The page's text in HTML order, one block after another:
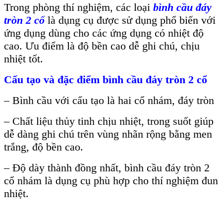
Trong phòng thí nghiệm, các loại bình cầu đáy
tròn 2 cổ là dụng cụ được sử dụng phổ biến với
ứng dụng dùng cho các ứng dụng có nhiệt độ
cao. Ưu điểm là độ bền cao dễ ghi chú, chịu
nhiệt tốt.
Cấu tạo và đặc điểm bình cầu đáy tròn 2 cổ
– Bình cầu với cấu tạo là hai cổ nhám, đáy tròn
– Chất liệu thủy tinh chịu nhiệt, trong suốt giúp
dễ dàng ghi chú trên vùng nhãn rộng bằng men
trắng, độ bền cao.
– Độ dày thành đồng nhất, bình cầu đáy tròn 2
cổ nhám là dụng cụ phù hợp cho thí nghiệm đun
nhiệt.